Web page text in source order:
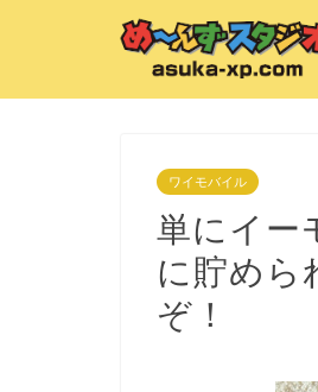
ワイモバイル
単にイー
に貯めら
ぞ！